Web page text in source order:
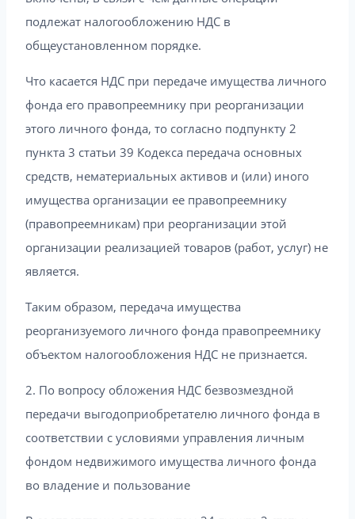
подлежат налогообложению НДС в
общеустановленном порядке.
Что касается НДС при передаче имущества личного
фонда его правопреемнику при реорганизации
этого личного фонда, то согласно подпункту 2
пункта 3 статьи 39 Кодекса передача основных
средств, нематериальных активов и (или) иного
имущества организации ее правопреемнику
(правопреемникам) при реорганизации этой
организации реализацией товаров (работ, услуг) не
является.
Таким образом, передача имущества
реорганизуемого личного фонда правопреемнику
объектом налогообложения НДС не признается.
2. По вопросу обложения НДС безвозмездной
передачи выгодоприобретателю личного фонда в
соответствии с условиями управления личным
фондом недвижимого имущества личного фонда
во владение и пользование